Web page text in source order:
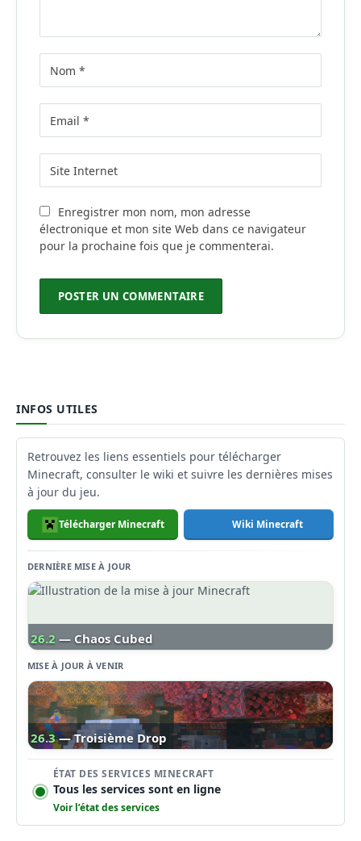
Enregistrer mon nom, mon adresse
électronique et mon site Web dans ce navigateur
pour la prochaine fois que je commenterai.
INFOS UTILES
Retrouvez les liens essentiels pour télécharger
Minecraft, consulter le wiki et suivre les dernières mises
à jour du jeu.
Télécharger Minecraft Wiki Minecraft
DERNIÈRE MISE À JOUR
26.2 — Chaos Cubed
MISE À JOUR À VENIR
26.3 — Troisième Drop
ÉTAT DES SERVICES MINECRAFT
Tous les services sont en ligne
Voir l’état des services